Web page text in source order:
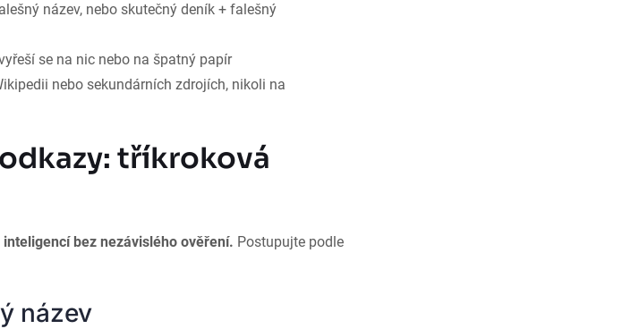
název, nebo skutečný deník + falešný
se na nic nebo na špatný papír
nebo sekundárních zdrojích, nikoli na
tříkroková
bez nezávislého ověření. Postupujte podle
název